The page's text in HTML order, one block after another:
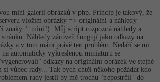
MVC
návrhové vzory
MariaDB
administrátor
/ UX/UI návrhář
-80%
-80%
mini galerii obrázků v php. Princip je takový, že
vložím obrázky => originální a náhledy
znaky "_mini"). Můj script rozpozná náhledy a
Náhledy zároveň fungují jako odkazy na
a v tom mám právě ten problém. Nedaří se mi
automaticky vykreslenou miniaturu se
odkazy na originální obrázek ve stejné
si vůbec rady... Tak bych chtěl někoho požádat kdo
rady jestli by mě trochu "nepostrčil" do